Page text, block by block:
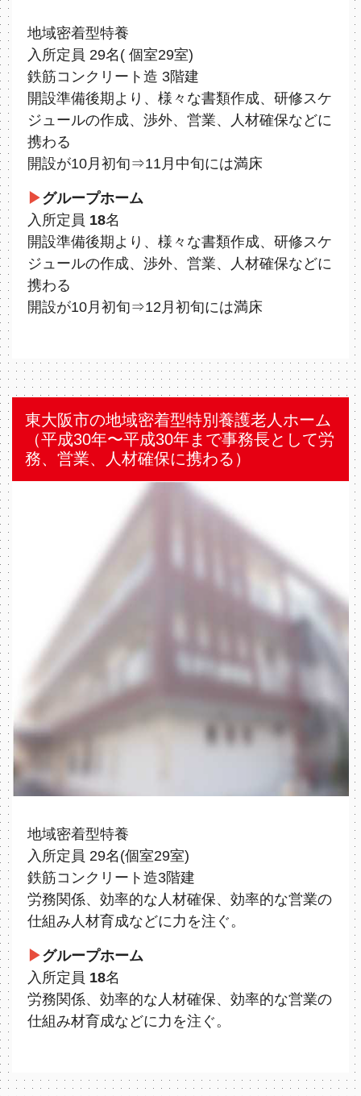
地域密着型特養
入所定員 29名( 個室29室)
鉄筋コンクリート造 3階建
開設準備後期より、様々な書類作成、研修スケ
ジュールの作成、渉外、営業、人材確保などに
携わる
開設が10⽉初旬⇒11⽉中旬には満床
▶グループホーム
入所定員 18名
開設準備後期より、様々な書類作成、研修スケ
ジュールの作成、渉外、営業、人材確保などに
携わる
開設が10⽉初旬⇒12⽉初旬には満床
東大阪市の地域密着型特別養護老人ホーム
（平成30年〜平成30年まで事務⻑として労
務、営業、人材確保に携わる）
地域密着型特養
入所定員 29名(個室29室)
鉄筋コンクリート造3階建
労務関係、効率的な人材確保、効率的な営業の
仕組み人材育成などに力を注ぐ。
▶グループホーム
入所定員 18名
労務関係、効率的な人材確保、効率的な営業の
仕組み材育成などに力を注ぐ。